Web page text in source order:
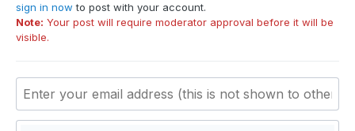
sign in now to post with your account.
Note: Your post will require moderator approval before it will be
visible.